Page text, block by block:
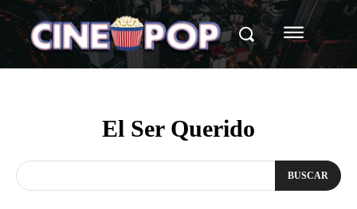
El Ser Querido
BUSCAR